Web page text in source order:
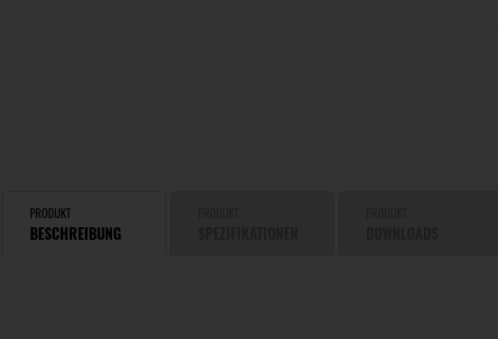
PRODUKT
BESCHREIBUNG